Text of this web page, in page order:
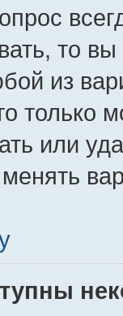
то
из
только
или